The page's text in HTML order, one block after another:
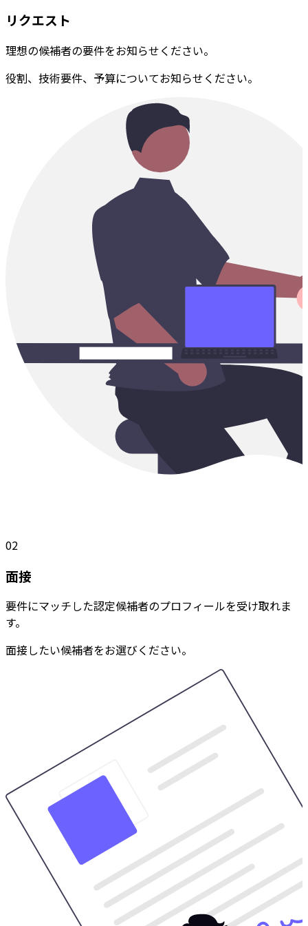
リクエスト
理想の候補者の要件をお知らせください。
役割、技術要件、予算についてお知らせください。
02
面接
要件にマッチした認定候補者のプロフィールを受け取れま
す。
面接したい候補者をお選びください。